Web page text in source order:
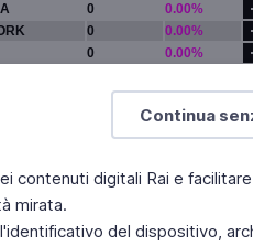
Continua
contenuti digitali Rai e
mirata.
del dispositivo,
0
0.00%
0
0.00%
0
0.00%